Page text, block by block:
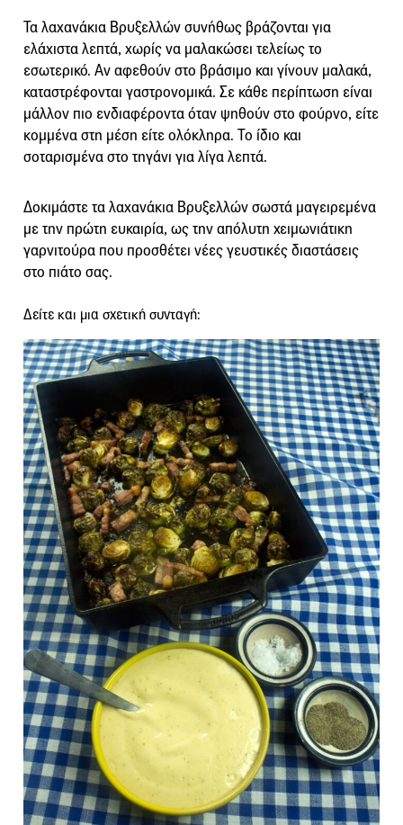
Τα λαχανάκια Βρυξελλών συνήθως βράζονται για
ελάχιστα λεπτά, χωρίς να μαλακώσει τελείως το
εσωτερικό. Αν αφεθούν στο βράσιμο και γίνουν μαλακά,
καταστρέφονται γαστρονομικά. Σε κάθε περίπτωση είναι
μάλλον πιο ενδιαφέροντα όταν ψηθούν στο φούρνο, είτε
κομμένα στη μέση είτε ολόκληρα. Το ίδιο και
σοταρισμένα στο τηγάνι για λίγα λεπτά.
Δοκιμάστε τα λαχανάκια Βρυξελλών σωστά μαγειρεμένα
με την πρώτη ευκαιρία, ως την απόλυτη χειμωνιάτικη
γαρνιτούρα που προσθέτει νέες γευστικές διαστάσεις
στο πιάτο σας.
Δείτε και μια σχετική συνταγή: